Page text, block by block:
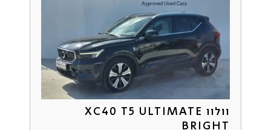
וולוו XC40 T5 ULTIMATE
BRIGHT